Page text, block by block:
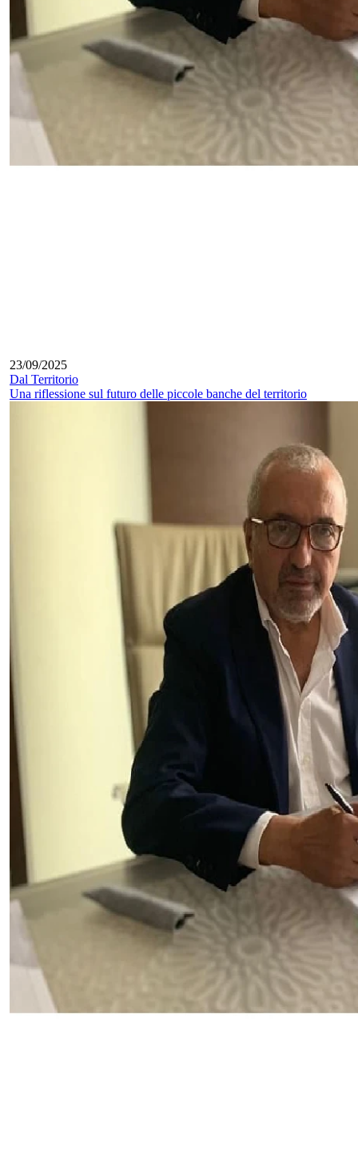
23/09/2025
Dal Territorio
Una riflessione sul futuro delle piccole banche del territorio